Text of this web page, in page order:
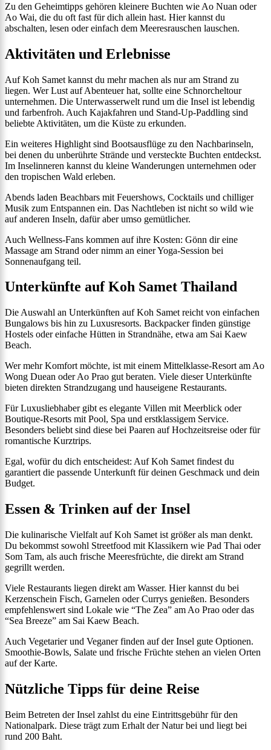
Zu den Geheimtipps gehören kleinere Buchten wie Ao Nuan oder
Ao Wai, die du oft fast für dich allein hast. Hier kannst du
abschalten, lesen oder einfach dem Meeresrauschen lauschen.
Aktivitäten und Erlebnisse
Auf Koh Samet kannst du mehr machen als nur am Strand zu
liegen. Wer Lust auf Abenteuer hat, sollte eine Schnorcheltour
unternehmen. Die Unterwasserwelt rund um die Insel ist lebendig
und farbenfroh. Auch Kajakfahren und Stand-Up-Paddling sind
beliebte Aktivitäten, um die Küste zu erkunden.
Ein weiteres Highlight sind Bootsausflüge zu den Nachbarinseln,
bei denen du unberührte Strände und versteckte Buchten entdeckst.
Im Inselinneren kannst du kleine Wanderungen unternehmen oder
den tropischen Wald erleben.
Abends laden Beachbars mit Feuershows, Cocktails und chilliger
Musik zum Entspannen ein. Das Nachtleben ist nicht so wild wie
auf anderen Inseln, dafür aber umso gemütlicher.
Auch Wellness-Fans kommen auf ihre Kosten: Gönn dir eine
Massage am Strand oder nimm an einer Yoga-Session bei
Sonnenaufgang teil.
Unterkünfte auf Koh Samet Thailand
Die Auswahl an Unterkünften auf Koh Samet reicht von einfachen
Bungalows bis hin zu Luxusresorts. Backpacker finden günstige
Hostels oder einfache Hütten in Strandnähe, etwa am Sai Kaew
Beach.
Wer mehr Komfort möchte, ist mit einem Mittelklasse-Resort am Ao
Wong Duean oder Ao Prao gut beraten. Viele dieser Unterkünfte
bieten direkten Strandzugang und hauseigene Restaurants.
Für Luxusliebhaber gibt es elegante Villen mit Meerblick oder
Boutique-Resorts mit Pool, Spa und erstklassigem Service.
Besonders beliebt sind diese bei Paaren auf Hochzeitsreise oder für
romantische Kurztrips.
Egal, wofür du dich entscheidest: Auf Koh Samet findest du
garantiert die passende Unterkunft für deinen Geschmack und dein
Budget.
Essen & Trinken auf der Insel
Die kulinarische Vielfalt auf Koh Samet ist größer als man denkt.
Du bekommst sowohl Streetfood mit Klassikern wie Pad Thai oder
Som Tam, als auch frische Meeresfrüchte, die direkt am Strand
gegrillt werden.
Viele Restaurants liegen direkt am Wasser. Hier kannst du bei
Kerzenschein Fisch, Garnelen oder Currys genießen. Besonders
empfehlenswert sind Lokale wie “The Zea” am Ao Prao oder das
“Sea Breeze” am Sai Kaew Beach.
Auch Vegetarier und Veganer finden auf der Insel gute Optionen.
Smoothie-Bowls, Salate und frische Früchte stehen an vielen Orten
auf der Karte.
Nützliche Tipps für deine Reise
Beim Betreten der Insel zahlst du eine Eintrittsgebühr für den
Nationalpark. Diese trägt zum Erhalt der Natur bei und liegt bei
rund 200 Baht.